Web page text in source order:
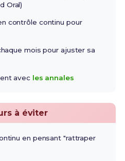
Oral)
contrôle continu pour
mois pour ajuster sa
avec les annales
à éviter
en pensant "rattraper